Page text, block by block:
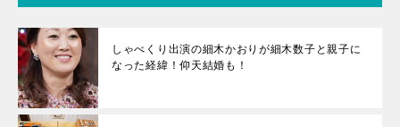
しゃべくり出演の細木かおりが細木数子と親子に
なった経緯！仰天結婚も！